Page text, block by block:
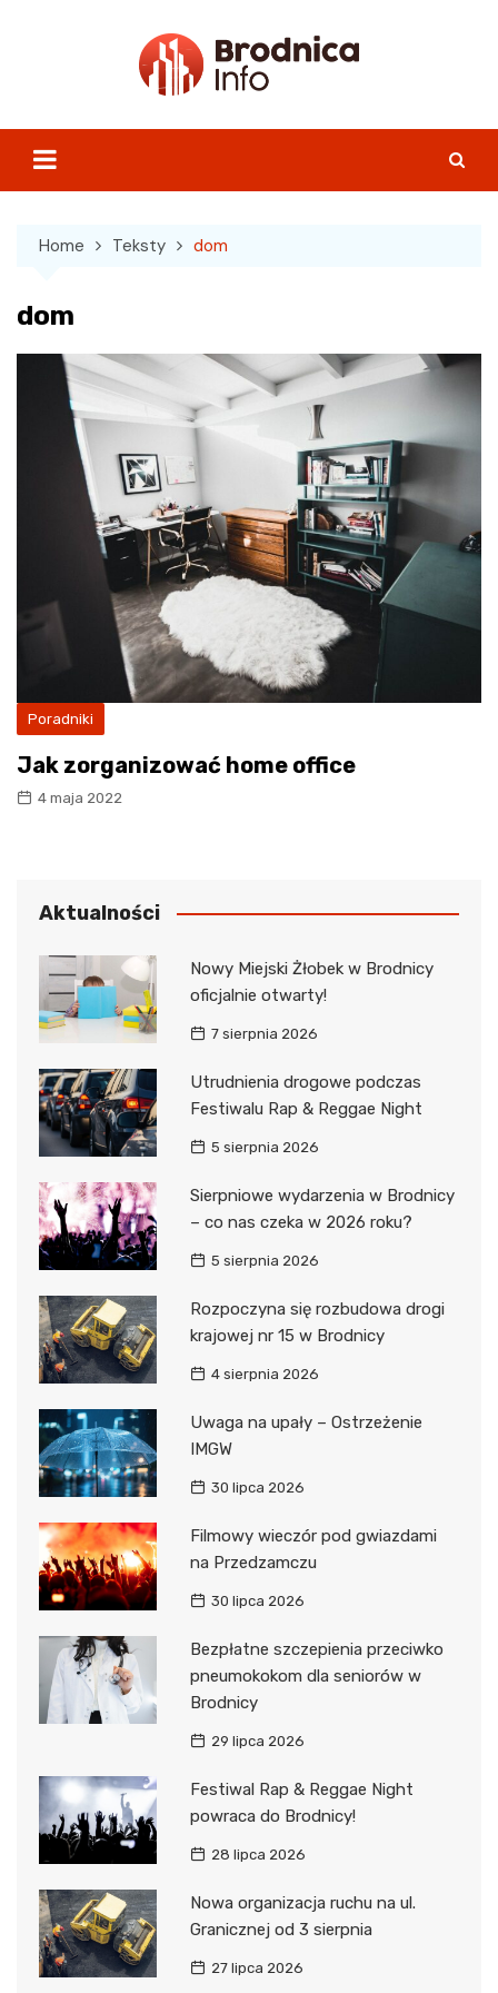
Home Teksty dom
dom
Poradniki
Jak zorganizować home office
4 maja 2022
Aktualności
Nowy Miejski Żłobek w Brodnicy
oficjalnie otwarty!
7 sierpnia 2026
Utrudnienia drogowe podczas
Festiwalu Rap & Reggae Night
5 sierpnia 2026
Sierpniowe wydarzenia w Brodnicy
– co nas czeka w 2026 roku?
5 sierpnia 2026
Rozpoczyna się rozbudowa drogi
krajowej nr 15 w Brodnicy
4 sierpnia 2026
Uwaga na upały – Ostrzeżenie
IMGW
30 lipca 2026
Filmowy wieczór pod gwiazdami
na Przedzamczu
30 lipca 2026
Bezpłatne szczepienia przeciwko
pneumokokom dla seniorów w
Brodnicy
29 lipca 2026
Festiwal Rap & Reggae Night
powraca do Brodnicy!
28 lipca 2026
Nowa organizacja ruchu na ul.
Granicznej od 3 sierpnia
27 lipca 2026